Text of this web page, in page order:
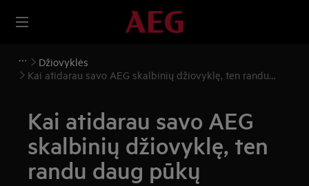
Džiovyklės
Kai atidarau savo AEG skalbinių džiovyklę, ten randu
Kai atidarau savo AEG
skalbinių džiovyklę, ten
randu daug pūkų